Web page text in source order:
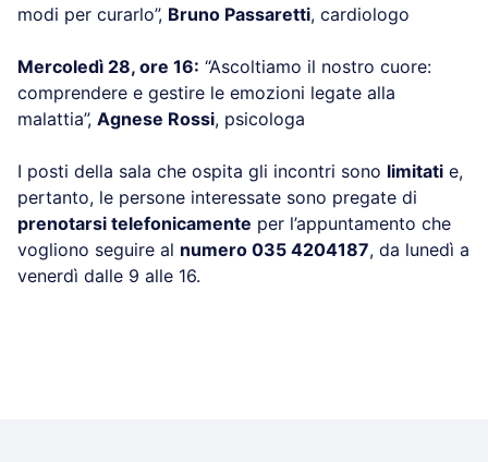
modi per curarlo”, Bruno Passaretti, cardiologo
Mercoledì 28, ore 16: “Ascoltiamo il nostro cuore:
comprendere e gestire le emozioni legate alla
malattia”, Agnese Rossi, psicologa
I posti della sala che ospita gli incontri sono limitati e,
pertanto, le persone interessate sono pregate di
prenotarsi telefonicamente per l’appuntamento che
vogliono seguire al numero 035 4204187, da lunedì a
venerdì dalle 9 alle 16.